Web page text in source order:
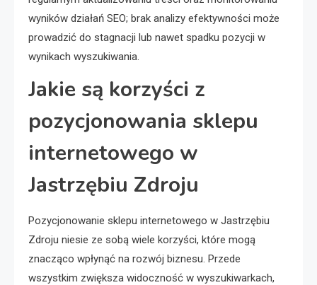
wyników działań SEO; brak analizy efektywności może
prowadzić do stagnacji lub nawet spadku pozycji w
wynikach wyszukiwania.
Jakie są korzyści z
pozycjonowania sklepu
internetowego w
Jastrzębiu Zdroju
Pozycjonowanie sklepu internetowego w Jastrzębiu
Zdroju niesie ze sobą wiele korzyści, które mogą
znacząco wpłynąć na rozwój biznesu. Przede
wszystkim zwiększa widoczność w wyszukiwarkach,